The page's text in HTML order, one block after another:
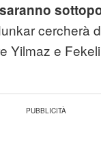
cercherà
Yilmaz e